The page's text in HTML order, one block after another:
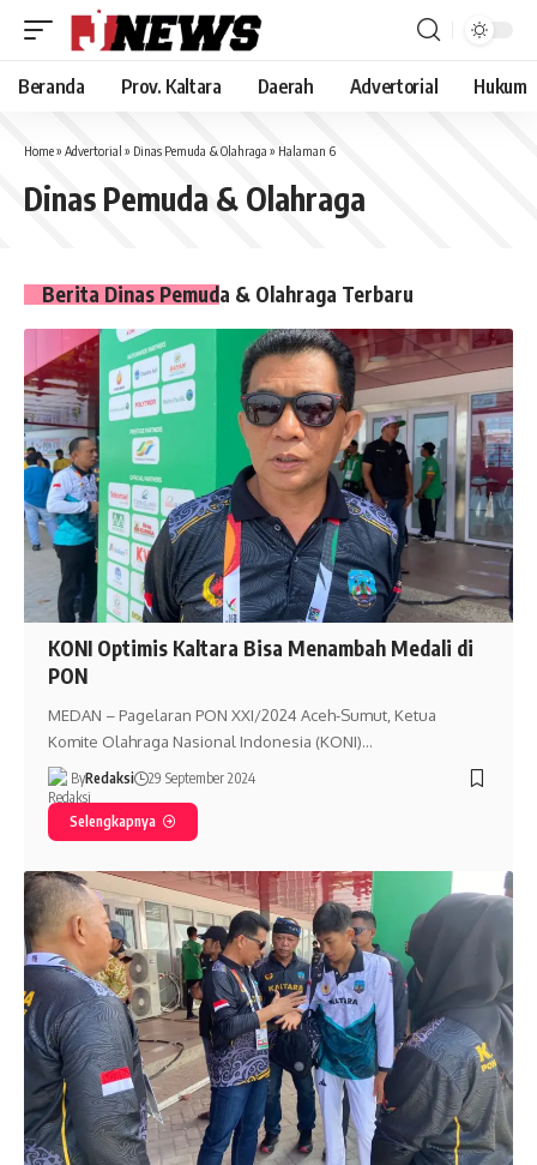
Beranda Prov. Kaltara Daerah Advertorial Hukum
Home» Advertorial » Dinas Pemuda & Olahraga » Halaman 6
Dinas Pemuda & Olahraga
Berita Dinas Pemuda & Olahraga Terbaru
KONI Optimis Kaltara Bisa Menambah Medali di
PON
MEDAN – Pagelaran PON XXI/2024 Aceh-Sumut, Ketua
Komite Olahraga Nasional Indonesia (KONI)…
ByRedaksi 29 September 2024
Selengkapnya